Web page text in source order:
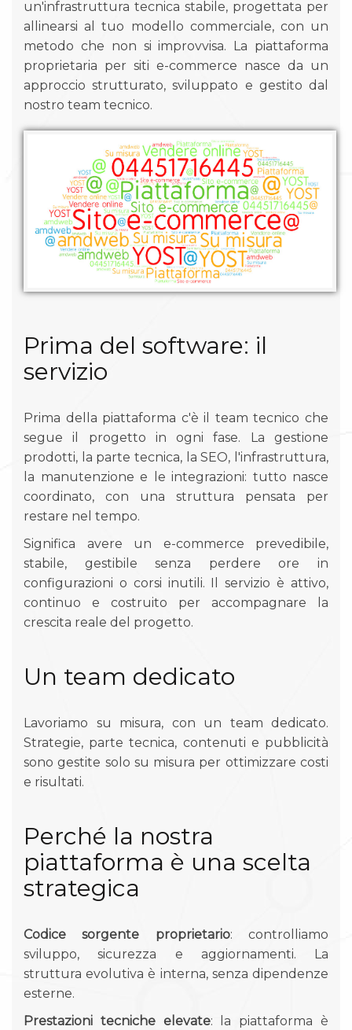
un'infrastruttura tecnica stabile, progettata per
allinearsi al tuo modello commerciale, con un
metodo che non si improvvisa. La piattaforma
proprietaria per siti e-commerce nasce da un
approccio strutturato, sviluppato e gestito dal
nostro team tecnico.
Prima del software: il
servizio
Prima della piattaforma c'è il team tecnico che
segue il progetto in ogni fase. La gestione
prodotti, la parte tecnica, la SEO, l'infrastruttura,
la manutenzione e le integrazioni: tutto nasce
coordinato, con una struttura pensata per
restare nel tempo.
Significa avere un e-commerce prevedibile,
stabile, gestibile senza perdere ore in
configurazioni o corsi inutili. Il servizio è attivo,
continuo e costruito per accompagnare la
crescita reale del progetto.
Un team dedicato
Lavoriamo su misura, con un team dedicato.
Strategie, parte tecnica, contenuti e pubblicità
sono gestite solo su misura per ottimizzare costi
e risultati.
Perché la nostra
piattaforma è una scelta
strategica
Codice sorgente proprietario: controlliamo
sviluppo, sicurezza e aggiornamenti. La
struttura evolutiva è interna, senza dipendenze
esterne.
Prestazioni tecniche elevate: la piattaforma è